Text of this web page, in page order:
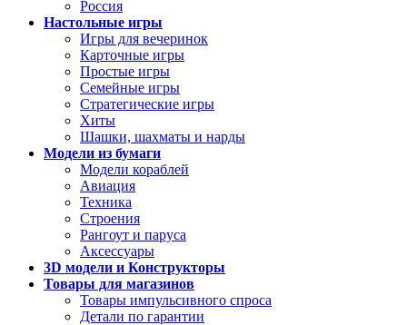
Россия
Настольные игры
Игры для вечеринок
Карточные игры
Простые игры
Семейные игры
Стратегические игры
Хиты
Шашки, шахматы и нарды
Модели из бумаги
Модели кораблей
Авиация
Техника
Строения
Рангоут и паруса
Аксессуары
3D модели и Конструкторы
Товары для магазинов
Товары импульсивного спроса
Детали по гарантии